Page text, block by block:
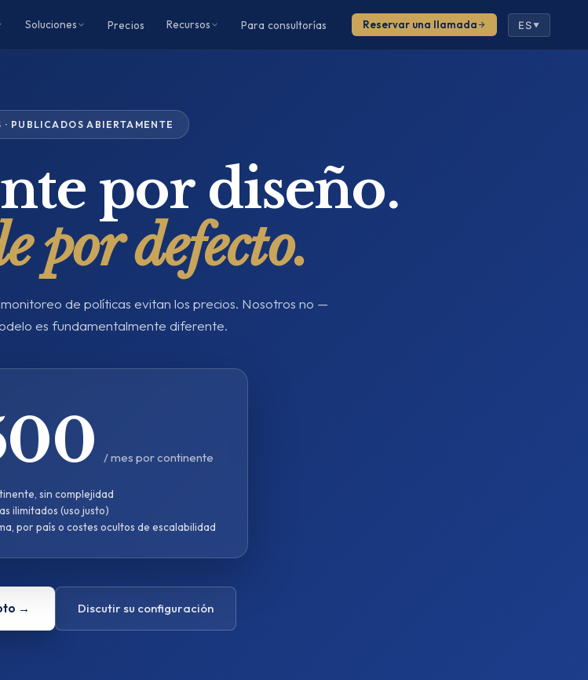
Soluciones Precios Recursos Para consultorías Reservar una llamada ES ▼
· PUBLICADOS ABIERTAMENTE
por diseño.
por defecto.
de políticas evitan los precios. Nosotros no —
es fundamentalmente diferente.
/ mes por continente
sin complejidad
ilimitados (uso justo)
por país o costes ocultos de escalabilidad
→ Discutir su configuración